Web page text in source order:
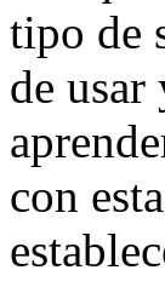
tipo de
de usar
con